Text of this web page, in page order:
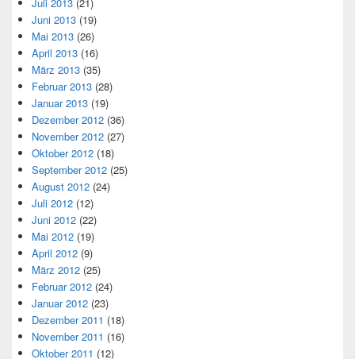
Juni 2013 (19)
Mai 2013 (26)
April 2013 (16)
März 2013 (35)
Februar 2013 (28)
Januar 2013 (19)
Dezember 2012 (36)
November 2012 (27)
Oktober 2012 (18)
September 2012 (25)
August 2012 (24)
Juli 2012 (12)
Juni 2012 (22)
Mai 2012 (19)
April 2012 (9)
März 2012 (25)
Februar 2012 (24)
Januar 2012 (23)
Dezember 2011 (18)
November 2011 (16)
Oktober 2011 (12)